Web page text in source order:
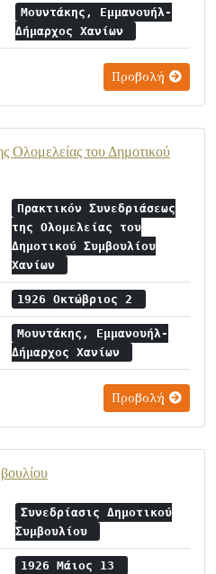
Μουντάκης, Εμμανουήλ-
Δήμαρχος Χανίων
Προβολή
Ολομελείας του Δημοτικού
Πρακτικόν Συνεδριάσεως
της Ολομελείας του
Δημοτικού Συμβουλίου
Χανίων
1926 Οκτώβριος 2
Μουντάκης, Εμμανουήλ-
Δήμαρχος Χανίων
Προβολή
Συνεδρίασις Δημοτικού
Συμβουλίου
1926 Μάιος 13